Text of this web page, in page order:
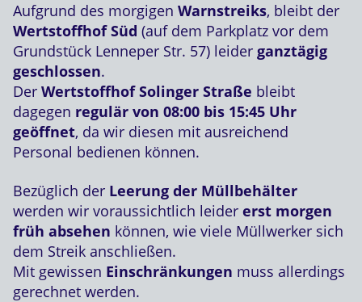
Aufgrund des morgigen Warnstreiks, bleibt der
Wertstoffhof Süd (auf dem Parkplatz vor dem
Grundstück Lenneper Str. 57) leider ganztägig
geschlossen.
Der Wertstoffhof Solinger Straße bleibt
dagegen regulär von 08:00 bis 15:45 Uhr
geöffnet, da wir diesen mit ausreichend
Personal bedienen können.
Bezüglich der Leerung der Müllbehälter
werden wir voraussichtlich leider erst morgen
früh absehen können, wie viele Müllwerker sich
dem Streik anschließen.
Mit gewissen Einschränkungen muss allerdings
gerechnet werden.